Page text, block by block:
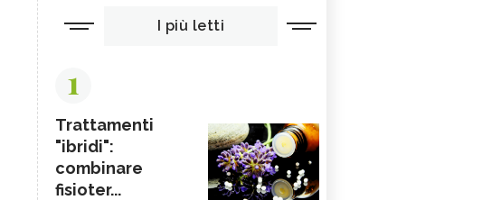
I più letti
1
Trattamenti
"ibridi":
combinare
fisioter...